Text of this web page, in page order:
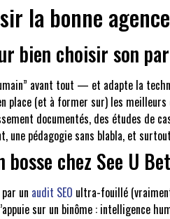
la bonne
bien choisir son
avant tout — et adapte la
place (et à former sur) les
documentés, des études de
une pédagogie sans blabla, et
chez See U
un audit SEO ultra-fouillé
sur un binôme : intelligence